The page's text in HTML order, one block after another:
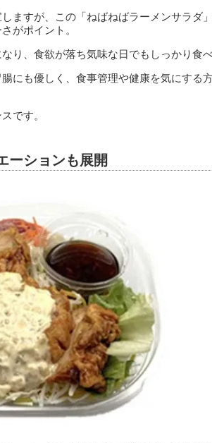
ますが、この「ねばねばラーメンサラダ
がポイント。
り、食欲が落ち気味な日でもしっかり食べ
にも優しく、食事管理や健康を気にする
です。
ーションも展開